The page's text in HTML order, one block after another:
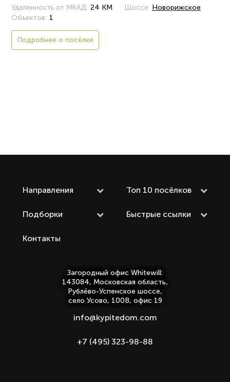
Удаленность от МКАД: 24 КМ Шоссе: Новорижское
Объектов: 1
Подробнее о посёлке
Направления Топ 10 посёлков
Подборки Быстрые ссылки
Контакты
Загородный офис Whitewill:
143084, Московская область,
Рублёво-Успенское шоссе,
село Усово, 100В, офис 19
info@kypitedom.com
+7 (495) 323-98-88